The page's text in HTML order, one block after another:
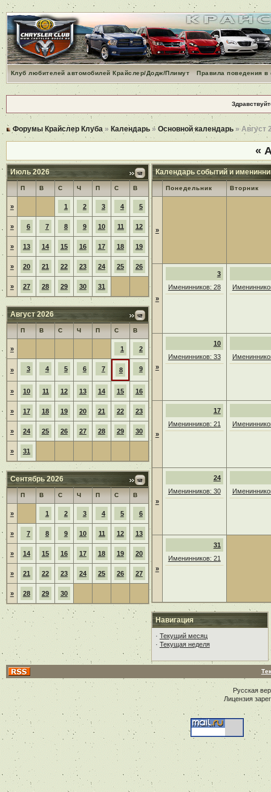
Клуб любителей автомобилей Крайслер/Додж/Плимут Правила поведения
Форумы Крайслер Клуба » Календарь» Основной календарь» Август
«
Июль 2026
П В С Ч П С В
» 1 2 3 4 5
» 6 7 8 9 10 11 12
» 13 14 15 16 17 18 19
» 20 21 22 23 24 25 26
» 27 28 29 30 31
Август 2026
П В С Ч П С В
» 1 2
» 3 4 5 6 7 8 9
» 10 11 12 13 14 15 16
» 17 18 19 20 21 22 23
» 24 25 26 27 28 29 30
» 31
Сентябрь 2026
П В С Ч П С В
» 1 2 3 4 5 6
» 7 8 9 10 11 12 13
» 14 15 16 17 18 19 20
» 21 22 23 24 25 26 27
» 28 29 30
Календарь событий и
Понедельник Вторник
»
»
3
Именинников: 28
»
10
Именинников: 33
»
17
Именинников: 21
»
24
Именинников: 30
»
31
Именинников: 21
Навигация
· Текущий месяц
· Текущая неделя
Русская
Лицензия